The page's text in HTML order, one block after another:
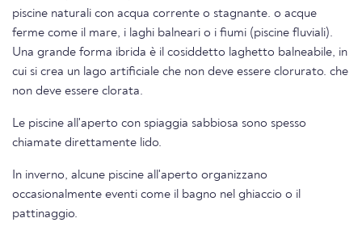
piscine naturali con acqua corrente o stagnante. o acque
ferme come il mare, i laghi balneari o i fiumi (piscine fluviali).
Una grande forma ibrida è il cosiddetto laghetto balneabile, in
cui si crea un lago artificiale che non deve essere clorurato. che
non deve essere clorata.
Le piscine all'aperto con spiaggia sabbiosa sono spesso
chiamate direttamente lido.
In inverno, alcune piscine all'aperto organizzano
occasionalmente eventi come il bagno nel ghiaccio o il
pattinaggio.